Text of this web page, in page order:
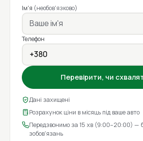
Ім'я (необов'язково)
Телефон
Перевірити, чи
Дані захищені
Розрахунок ціни в місяць під ваше авто
Передзвонимо за 15 хв (9:00–20:00) —
зобов'язань